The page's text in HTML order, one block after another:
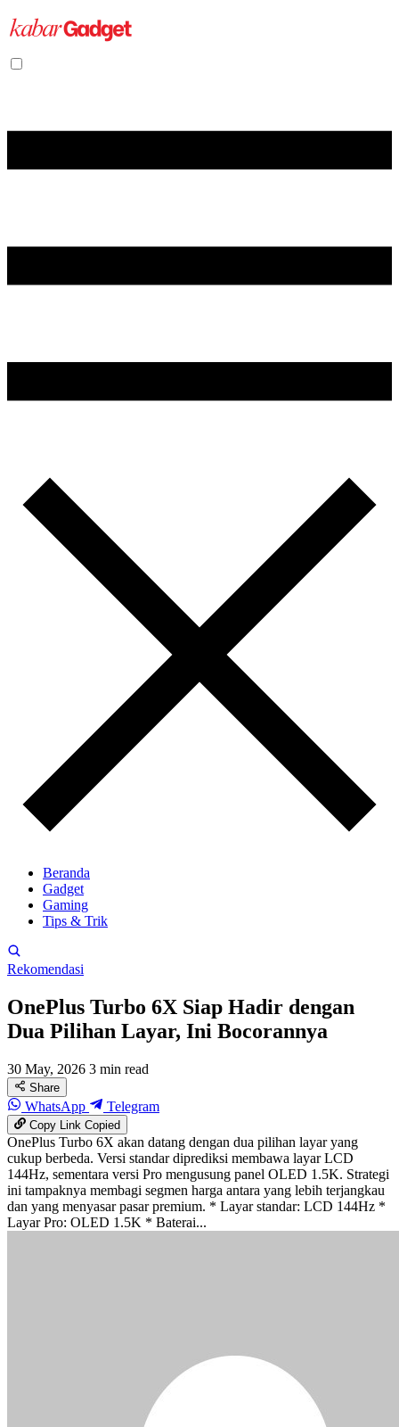
Beranda
Gadget
Gaming
Tips & Trik
Rekomendasi
OnePlus Turbo 6X Siap Hadir dengan
Dua Pilihan Layar, Ini Bocorannya
30 May, 2026 3 min read
Share
WhatsApp Telegram
Copy LinkCopied
OnePlus Turbo 6X akan datang dengan dua pilihan layar yang
cukup berbeda. Versi standar diprediksi membawa layar LCD
144Hz, sementara versi Pro mengusung panel OLED 1.5K. Strategi
ini tampaknya membagi segmen harga antara yang lebih terjangkau
dan yang menyasar pasar premium. * Layar standar: LCD 144Hz *
Layar Pro: OLED 1.5K * Baterai...